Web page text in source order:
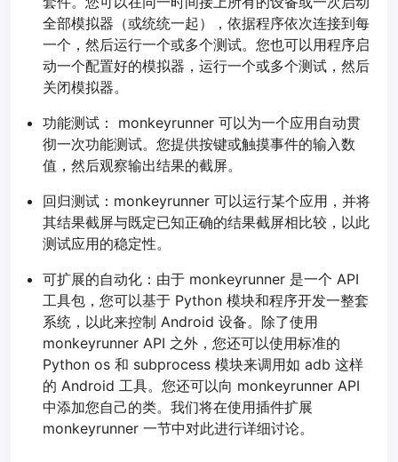
全部模拟器（或统统一起），依据程序依次连接到每
一个，然后运行一个或多个测试。您也可以用程序启
动一个配置好的模拟器，运行一个或多个测试，然后
关闭模拟器。
功能测试： monkeyrunner 可以为一个应用自动贯
彻一次功能测试。您提供按键或触摸事件的输入数
值，然后观察输出结果的截屏。
回归测试：monkeyrunner 可以运行某个应用，并将
其结果截屏与既定已知正确的结果截屏相比较，以此
测试应用的稳定性。
可扩展的自动化：由于 monkeyrunner 是一个 API
工具包，您可以基于 Python 模块和程序开发一整套
系统，以此来控制 Android 设备。除了使用
monkeyrunner API 之外，您还可以使用标准的
Python os 和 subprocess 模块来调用如 adb 这样
的 Android 工具。您还可以向 monkeyrunner API
中添加您自己的类。我们将在使用插件扩展
monkeyrunner 一节中对此进行详细讨论。